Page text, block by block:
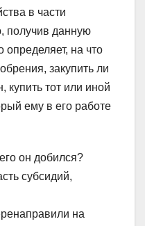
в части
получив данную
определяет, на что
закупить ли
купить тот или иной
ему в его работе
он добился?
субсидий,
на